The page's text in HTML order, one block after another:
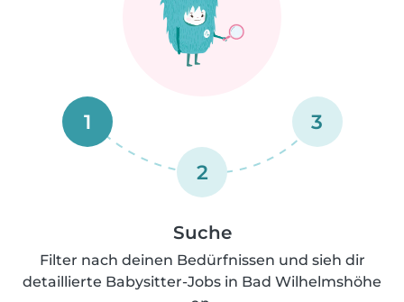
1
2
3
Suche
Filter nach deinen Bedürfnissen und sieh dir
detaillierte Babysitter-Jobs in Bad Wilhelmshöhe